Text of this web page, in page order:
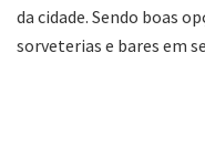
da cidade. Sendo boas
sorveterias e bares em